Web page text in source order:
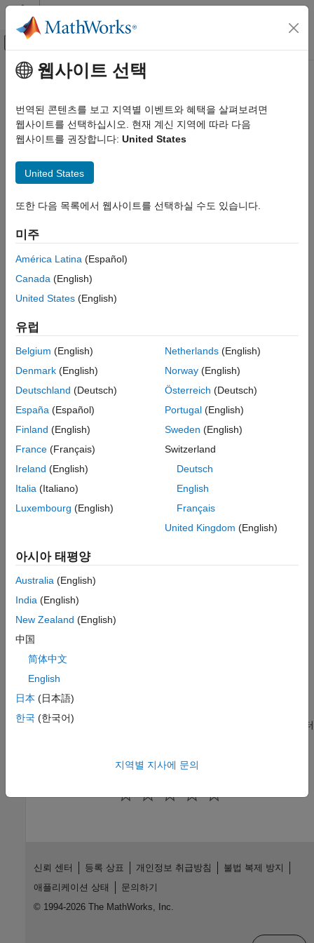
콘텐츠로 바로 가기
오프캔버스 탐색 메뉴 토글
문서 홈
외부 언어 인터페이스
카테고리
MATLAB에서 C/C++ 호출하기
C++에서 MATLAB 호출하기
C++용 MATLAB Data API
MATLAB과 Java
MATLAB과 Python
MATLAB과 .NET
MATLAB과 COM
MATLAB과 C
MATLAB과 Fortran
주요 콘텐츠
MATLAB 과 C++
MATLAB 에서 직접 C/C++ 라이브러리 기능 호출 또는 MATLAB
함수를 호출하는 최신 C++ 프로그램 작성
공유 라이브러리—기능을 내보내는 C 또는 C++ 공유
라이브러리에 패키징하여 MATLAB 사용자와 공유할 수
항목을 참조하십시오.
함께 MATLAB 함수를 실행하며, MATLAB과 C++ 프로그램
간에 데이터를 교환하는 C++ 프로그램을 작성하려면 C++용
참조하십시오.
MATLAB에서 C++ 코드 실행(MEX 파일)—C++ 프로그램의
액세스할 수 있는 MATLAB 함수를 생성하려면 C++ MEX
API를 사용하십시오. 자세한 내용은 MATLAB에서 호출
가능한 C++ 함수 작성하기(MEX 파일)항목을 참조하십시오.
일부 기존 코드는
포함하는 C 인터페이스를 사용하지만, 이러한 인터페이스의 C++
언어 지원 기능에는 제한이 있습니다. 이러한 코드를 유지해야
카테고리
MATLAB에서 C/C++ 호출하기
MEX 파일은 MATLAB에서 생성되는 함수로, C/C++ 프로그램을
호출합니다.
C++에서 MATLAB 호출하기
C++ 프로그램에서 MATLAB 코드를 실행하며, 객체 지향
MATLAB Data API를 사용하여 C++ 프로그램에서 MATLAB 데이터
이 페이지가 얼마나 도움이 되었습니까?
웹사이트 선택
번역된 콘텐츠를 보고 지역별 이벤트와 혜택을 살펴보려면
웹사이트를 선택하십시오. 현재 계신 지역에 따라 다음
웹사이트를 권장합니다: United States
United States
또한 다음 목록에서 웹사이트를 선택하실 수도 있습니다.
미주
América Latina (Español)
Canada (English)
United States (English)
유럽
Belgium (English)
Denmark (English)
Deutschland (Deutsch)
España (Español)
Finland (English)
France (Français)
Ireland (English)
Italia (Italiano)
Luxembourg (English)
Netherlands(English)
Norway(English)
Österreich (Deutsch)
Portugal(English)
Sweden (English)
Switzerland
Deutsch
English
Français
United Kingdom (English)
아시아 태평양
Australia (English)
India (English)
New Zealand (English)
中国
简体中文
English
日本 (日本語)
한국 (한국어)
지역별 지사에 문의
신뢰 센터 등록 상표 개인정보 취급방침
불법 복제 방지
애플리케이션 상태
문의하기
© 1994-2026 The MathWorks, Inc.